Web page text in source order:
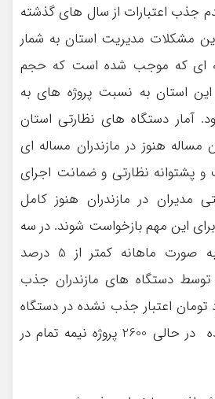
جذب اعتبارات از سال های گذشته
مشکلات مدیریت استان به شمار
ای که موجب شده است که حجم
این استان به نسبت پروژه های به
آمار دستگاه های نظارتی استان
هنوز در مازندران مساله ای
پشتوانه نظارتی و ضمانت اجرای
مدیران در مازندران هنوز کامل
این مهم بازخواست شوند. در سه
ماه نخست امسال به صورت ماهانه کمتر از 5 درصد
توسط دستگاه های مازندران جذب
میلیارد تومان اعتبار جذب نشده در دستگاه
های استان باقی مانده در حالی 2600 پروژه نیمه تمام در